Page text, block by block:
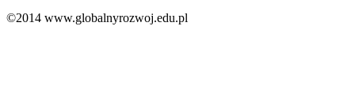
©2014 www.globalnyrozwoj.edu.pl